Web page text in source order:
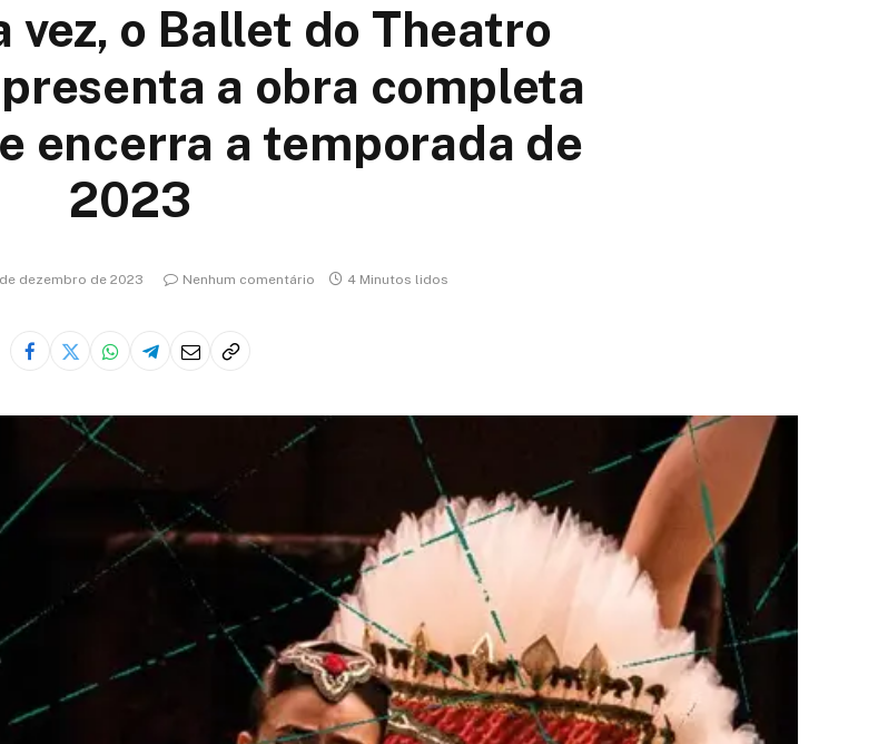
vez, o Ballet do Theatro
a obra completa
encerra a temporada de
2023
dezembro de 2023 Nenhum comentário 4 Minutos lidos